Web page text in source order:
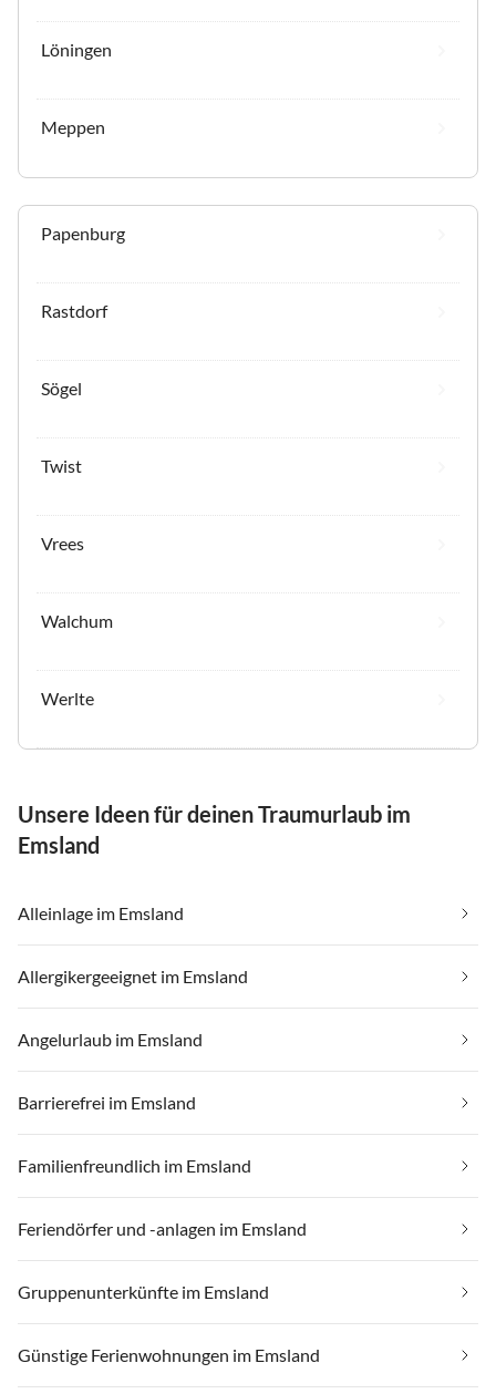
Löningen
Meppen
Papenburg
Rastdorf
Sögel
Twist
Vrees
Walchum
Werlte
Unsere Ideen für deinen Traumurlaub im
Emsland
Alleinlage im Emsland
Allergikergeeignet im Emsland
Angelurlaub im Emsland
Barrierefrei im Emsland
Familienfreundlich im Emsland
Feriendörfer und -anlagen im Emsland
Gruppenunterkünfte im Emsland
Günstige Ferienwohnungen im Emsland